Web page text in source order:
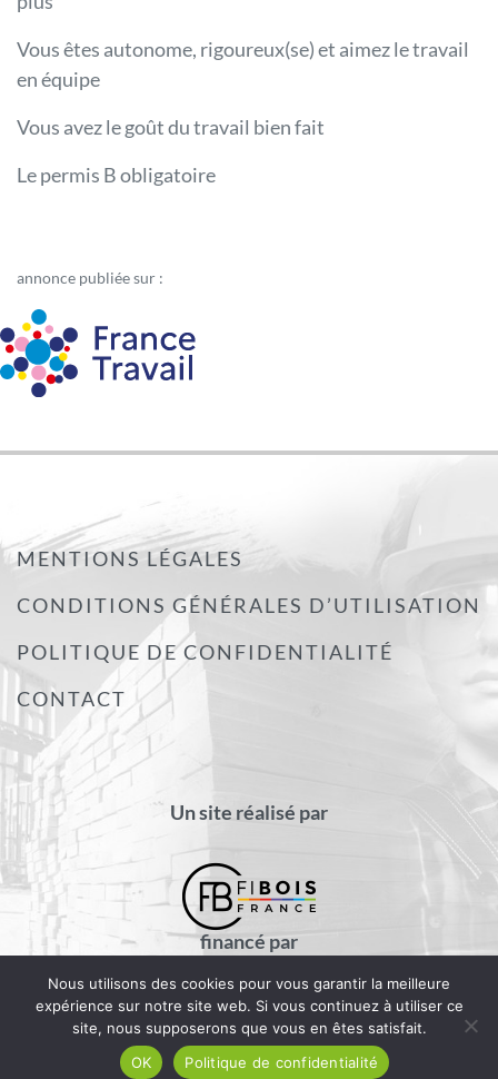
Vous êtes autonome, rigoureux(se) et aimez le travail
en équipe
Vous avez le goût du travail bien fait
Le permis B obligatoire
annonce publiée sur :
MENTIONS LÉGALES
CONDITIONS GÉNÉRALES D’UTILISATION
POLITIQUE DE CONFIDENTIALITÉ
CONTACT
Un site réalisé par
financé par
Nous utilisons des cookies pour vous garantir la meilleure
expérience sur notre site web. Si vous continuez à utiliser ce
site, nous supposerons que vous en êtes satisfait.
OK
Politique de confidentialité